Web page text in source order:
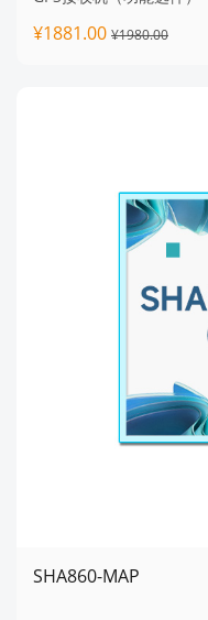
¥1881.00 ¥1980.00
SHA860-MAP